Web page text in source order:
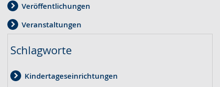
Veröffentlichungen
Veranstaltungen
Schlagworte
Kindertageseinrichtungen